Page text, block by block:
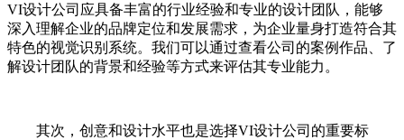
VI设计公司应具备丰富的行业经验和专业的设计团队，能够
深入理解企业的品牌定位和发展需求，为企业量身打造符合其
特色的视觉识别系统。我们可以通过查看公司的案例作品、了
解设计团队的背景和经验等方式来评估其专业能力。
其次，创意和设计水平也是选择VI设计公司的重要标